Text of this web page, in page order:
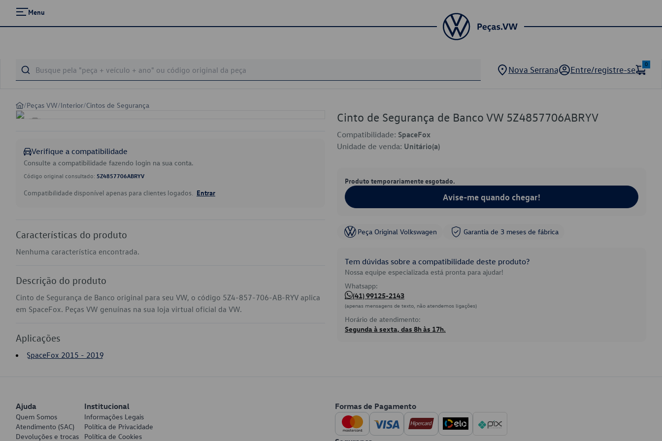
Menu
Nova Serrana Entre/registre-se
0
/Peças VW/Interior/Cintos de Segurança
Verifique a compatibilidade
Consulte a compatibilidade fazendo login na sua conta.
Código original consultado: 5Z4857706ABRYV
Compatibilidade disponível apenas para clientes logados. Entrar
Características do produto
Nenhuma característica encontrada.
Descrição do produto
Cinto de Segurança de Banco original para seu VW, o código 5Z4-857-706-AB-RYV aplica
em SpaceFox. Peças VW genuínas na sua loja virtual oficial da VW.
Aplicações
SpaceFox 2015 - 2019
Cinto de Segurança de Banco VW 5Z4857706ABRYV
Compatibilidade: SpaceFox
Unidade de venda: Unitário(a)
Produto temporariamente esgotado.
Avise-me quando chegar!
Peça Original Volkswagen Garantia de 3 meses de fábrica
Tem dúvidas sobre a compatibilidade deste produto?
Nossa equipe especializada está pronta para ajudar!
Whatsapp:
(41) 99125-2143
(apenas mensagens de texto, não atendemos ligações)
Horário de atendimento:
Segunda à sexta, das 8h às 17h.
Ajuda
Quem Somos
Atendimento (SAC)
Devoluções e trocas
Institucional
Informações Legais
Política de Privacidade
Política de Cookies
Formas de Pagamento